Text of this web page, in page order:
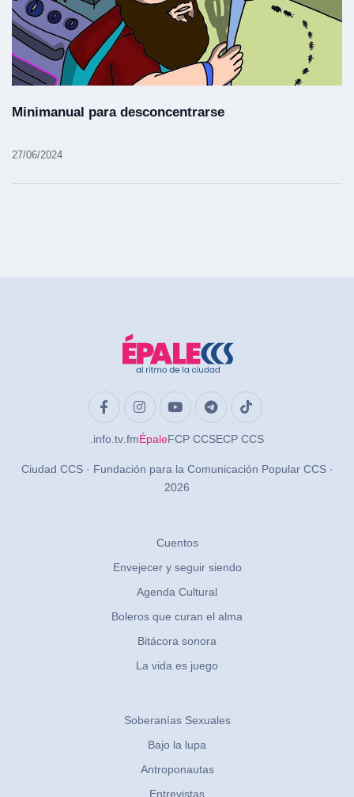
Minimanual para desconcentrarse
27/06/2024
.info .tv .fmÉpaleFCP CCSECP CCS
Ciudad CCS · Fundación para la Comunicación Popular CCS ·
2026
Cuentos
Envejecer y seguir siendo
Agenda Cultural
Boleros que curan el alma
Bitácora sonora
La vida es juego
Soberanías Sexuales
Bajo la lupa
Antroponautas
Entrevistas